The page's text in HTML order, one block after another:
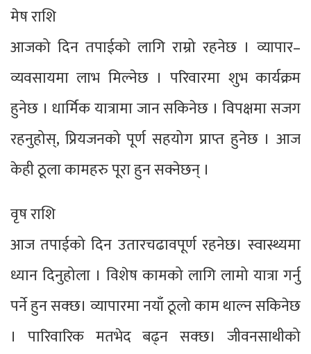
मेष राशि
आजको दिन तपाईको लागि राम्रो रहनेछ । व्यापार–
व्यवसायमा लाभ मिल्नेछ । परिवारमा शुभ कार्यक्रम
हुनेछ । धार्मिक यात्रामा जान सकिनेछ । विपक्षमा सजग
रहनुहोस्, प्रियजनको पूर्ण सहयोग प्राप्त हुनेछ । आज
केही ठूला कामहरु पूरा हुन सक्नेछन् ।
वृष राशि
आज तपाईको दिन उतारचढावपूर्ण रहनेछ। स्वास्थ्यमा
ध्यान दिनुहोला । विशेष कामको लागि लामो यात्रा गर्नु
पर्ने हुन सक्छ। व्यापारमा नयाँ ठूलो काम थाल्न सकिनेछ
। पारिवारिक मतभेद बढ्न सक्छ। जीवनसाथीको